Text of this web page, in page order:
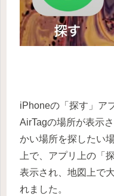
iPhoneの「探す」ア
AirTagの場所が表示
かい場所を探したい
上で、アプリ上の「
表示され、地図上で
れました。